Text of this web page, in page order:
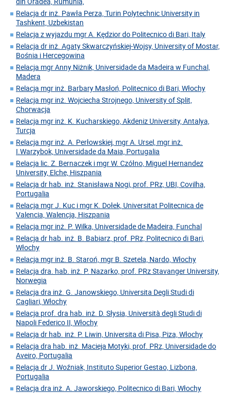
Relacja dr inż. Pawła Perza, Turin Polytechnic University in
Tashkent, Uzbekistan
Relacja z wyjazdu mgr A. Kędzior do Politecnico di Bari, Italy
Relacja dr inż. Agaty Skwarczyńskiej-Wojsy, University of Mostar,
Bośnia i Hercegowina
Relacja mgr Anny Niżnik, Universidade da Madeira w Funchal,
Madera
Relacja mgr inż. Barbary Masłoń, Politecnico di Bari, Włochy
Relacja mgr inż. Wojciecha Strojnego, University of Split,
Chorwacja
Relacja mgr inż. K. Kucharskiego, Akdeniz University, Antalya,
Turcja
Relacja mgr inż. A. Perłowskiej, mgr A. Ursel, mgr inż.
I.Warzybok, Universidade da Maia, Portugalia
Relacja lic. Z. Bernaczek i mgr W. Czółno, Miguel Hernandez
University, Elche, Hiszpania
Relacja dr hab. inż. Stanisława Nogi, prof. PRz, UBI, Covilha,
Portugalia
Relacja mgr J. Kuc i mgr K. Dołek, Universitat Politecnica de
Valencia, Walencja, Hiszpania
Relacja mgr inż. P. Wilka, Universidade de Madeira, Funchal
Relacja dr hab. inż. B. Babiarz, prof. PRz, Politecnico di Bari,
Włochy
Relacja mgr inż. B. Staroń, mgr B. Szetela, Nardo, Włochy
Relacja dra. hab. inż. P. Nazarko, prof. PRz Stavanger University,
Norwegia
Relacja dra inż. G. Janowskiego, Universita Degli Studi di
Cagliari, Włochy
Relacja prof. dra hab. inż. D. Słysia, Università degli Studi di
Napoli Federico II, Włochy
Relacja dr hab. inż. P. Liwin, Universita di Pisa, Piza, Włochy
Relacja dra hab. inż. Macieja Motyki, prof. PRz, Universidade do
Aveiro, Portugalia
Relacja dr J. Woźniak, Instituto Superior Gestao, Lizbona,
Portugalia
Relacja dra inż. A. Jaworskiego, Politecnico di Bari, Włochy